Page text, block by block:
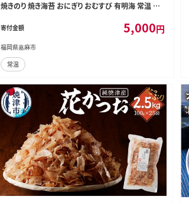
焼きのり 焼き海苔 おにぎり おむすび 有明海 常温 福
寄付金額 5,000円
福岡県嘉麻市
常温